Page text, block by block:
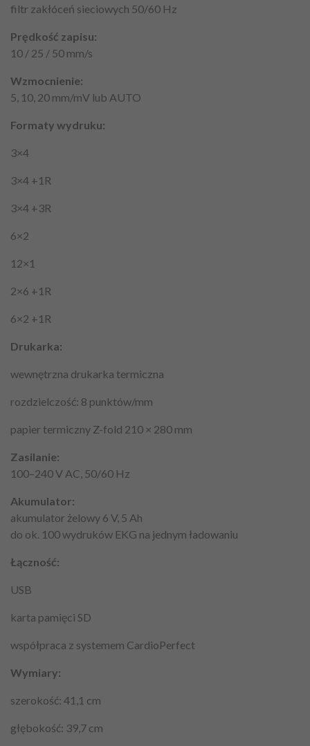
filtr zakłóceń sieciowych 50/60 Hz
Prędkość zapisu:
10 / 25 / 50 mm/s
Wzmocnienie:
5, 10, 20 mm/mV lub AUTO
Formaty wydruku:
3×4
3×4 +1R
3×4 +3R
6×2
12×1
2×6 +1R
6×2 +1R
Drukarka:
wewnętrzna drukarka termiczna
rozdzielczość: 8 punktów/mm
papier termiczny Z-fold 210 × 280 mm
Zasilanie:
100–240 V AC, 50/60 Hz
Akumulator:
akumulator żelowy 6 V, 5 Ah
do ok. 100 wydruków EKG na jednym ładowaniu
Łączność:
USB
karta pamięci SD
współpraca z systemem CardioPerfect
Wymiary:
szerokość: 41,1 cm
głębokość: 39,7 cm